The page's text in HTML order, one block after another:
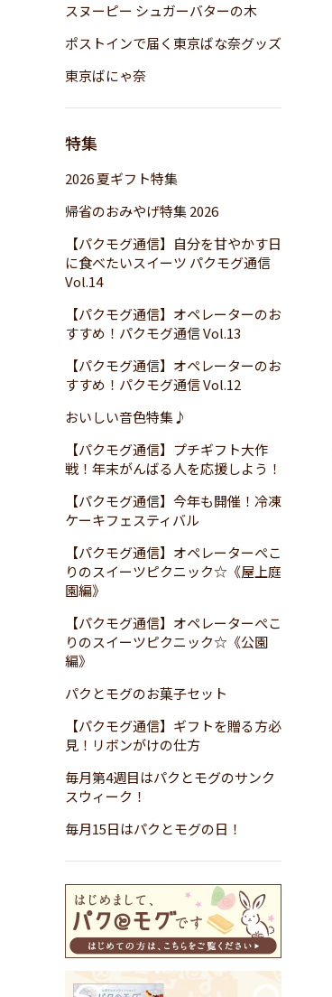
スヌーピー シュガーバターの木
ポストインで届く東京ばな奈グッズ
東京ばにゃ奈
特集
2026 夏ギフト特集
帰省のおみやげ特集 2026
【パクモグ通信】自分を甘やかす日
に食べたいスイーツ パクモグ通信
Vol.14
【パクモグ通信】オペレーターのお
すすめ！パクモグ通信 Vol.13
【パクモグ通信】オペレーターのお
すすめ！パクモグ通信 Vol.12
おいしい音色特集♪
【パクモグ通信】プチギフト大作
戦！年末がんばる人を応援しよう！
【パクモグ通信】今年も開催！冷凍
ケーキフェスティバル
【パクモグ通信】オペレーターぺこ
りのスイーツピクニック☆《屋上庭
園編》
【パクモグ通信】オペレーターぺこ
りのスイーツピクニック☆《公園
編》
パクとモグのお菓子セット
【パクモグ通信】ギフトを贈る方必
見！リボンがけの仕方
毎月第4週目はパクとモグのサンク
スウィーク！
毎月15日はパクとモグの日！